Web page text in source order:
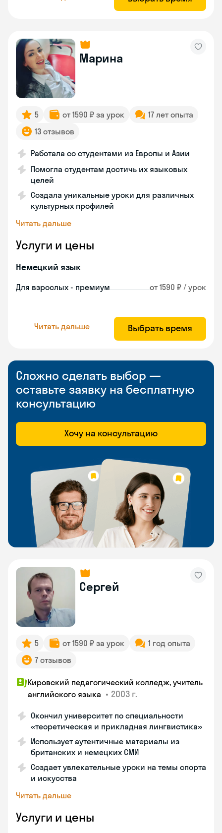
Марина
5 от 1590 ₽ за урок
17 лет опыта
13 отзывов
Работала со студентами из Европы и Азии
Помогла студентам достичь их языковых
целей
Создала уникальные уроки для различных
культурных профилей
Читать дальше
Услуги и цены
Немецкий язык
Для взрослых - премиум от 1590 ₽ / урок
Читать дальше Выбрать время
Сложно сделать выбор —
оставьте заявку на бесплатную
консультацию
Хочу на консультацию
Сергей
5 от 1590 ₽ за урок
1 год опыта
7 отзывов
Кировский педагогический колледж, учитель
английского языка • 2003 г.
Окончил университет по специальности
«теоретическая и прикладная лингвистика»
Использует аутентичные материалы из
британских и немецких СМИ
Создает увлекательные уроки на темы спорта
и искусства
Читать дальше
Услуги и цены